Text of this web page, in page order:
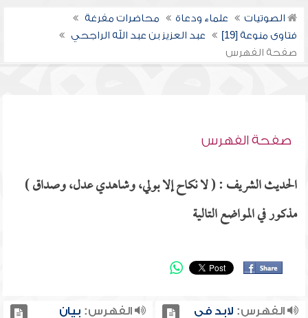
الصوتيات علماء ودعاة
محاضرات مفرغة
فتاوى منوعة [19]
عبد العزيز بن عبد الله الراجحي
صفحة الفهرس
صفحة الفهرس
الحديث الشريف : ( لا نكاح إلا بولي، وشاهدي عدل، وصداق )
مذكور في المواضع التالية
الفهرس: لابد في
الفهرس: بيان